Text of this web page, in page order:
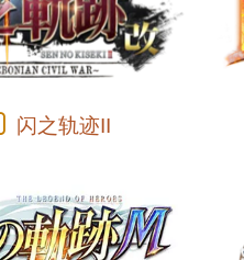
闪之轨迹II